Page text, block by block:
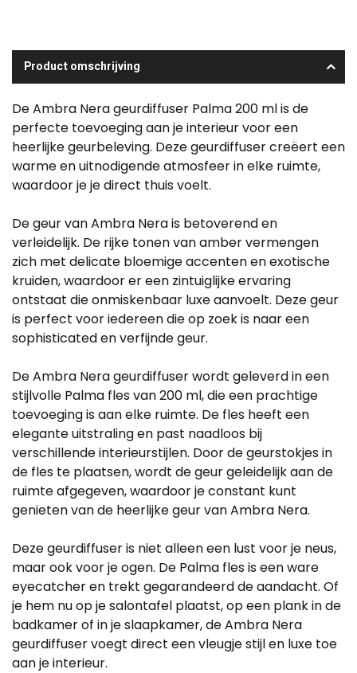
Product omschrijving
De Ambra Nera geurdiffuser Palma 200 ml is de
perfecte toevoeging aan je interieur voor een
heerlijke geurbeleving. Deze geurdiffuser creëert een
warme en uitnodigende atmosfeer in elke ruimte,
waardoor je je direct thuis voelt.
De geur van Ambra Nera is betoverend en
verleidelijk. De rijke tonen van amber vermengen
zich met delicate bloemige accenten en exotische
kruiden, waardoor er een zintuiglijke ervaring
ontstaat die onmiskenbaar luxe aanvoelt. Deze geur
is perfect voor iedereen die op zoek is naar een
sophisticated en verfijnde geur.
De Ambra Nera geurdiffuser wordt geleverd in een
stijlvolle Palma fles van 200 ml, die een prachtige
toevoeging is aan elke ruimte. De fles heeft een
elegante uitstraling en past naadloos bij
verschillende interieurstijlen. Door de geurstokjes in
de fles te plaatsen, wordt de geur geleidelijk aan de
ruimte afgegeven, waardoor je constant kunt
genieten van de heerlijke geur van Ambra Nera.
Deze geurdiffuser is niet alleen een lust voor je neus,
maar ook voor je ogen. De Palma fles is een ware
eyecatcher en trekt gegarandeerd de aandacht. Of
je hem nu op je salontafel plaatst, op een plank in de
badkamer of in je slaapkamer, de Ambra Nera
geurdiffuser voegt direct een vleugje stijl en luxe toe
aan je interieur.